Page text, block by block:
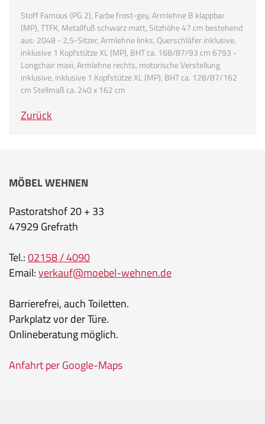
Stoff Famous (PG 2), Farbe frost-gey, Armlehne B klappbar
(MP), TTFK, Metallfuß schwarz matt, Sitzhöhe 47 cm bestehend
aus: 2048 - 2,5-Sitzer, Armlehne links, Querschläfer inklusive,
inklusive 1 Kopfstütze XL (MP), BHT ca. 168/87/93 cm 6793 -
Longchair maxi, Armlehne rechts, motorische Verstellung
inklusive, inklusive 1 Kopfstütze XL (MP), BHT ca. 128/87/162
cm Stellmaß ca. 240 x 162 cm
Zurück
MÖBEL WEHNEN
Pastoratshof 20 + 33
47929 Grefrath
Tel.:02158 / 4090
Email:verkauf@moebel-wehnen.de
Barrierefrei, auch Toiletten.
Parkplatz vor der Türe.
Onlineberatung möglich.
Anfahrt per Google-Maps